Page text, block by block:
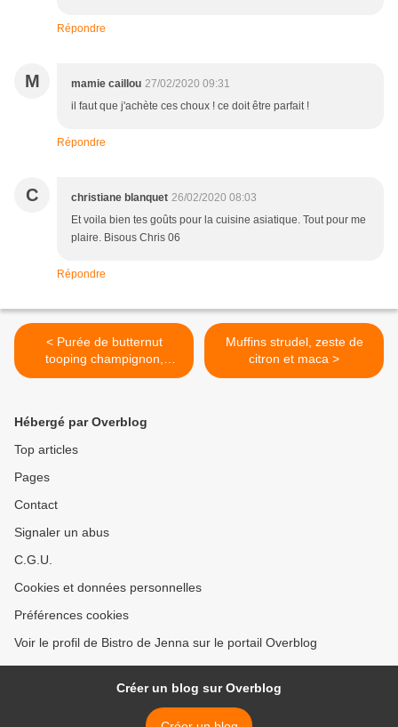
Répondre
M mamie caillou 27/02/2020 09:31
il faut que j'achète ces choux ! ce doit être parfait !
Répondre
C christiane blanquet 26/02/2020 08:03
Et voila bien tes goûts pour la cuisine asiatique. Tout pour me
plaire. Bisous Chris 06
Répondre
< Purée de butternut
tooping champignon,
épinard a l'avoine
Muffins strudel, zeste de
citron et maca >
Hébergé par Overblog
Top articles
Pages
Contact
Signaler un abus
C.G.U.
Cookies et données personnelles
Préférences cookies
Voir le profil de Bistro de Jenna sur le portail Overblog
Créer un blog sur Overblog